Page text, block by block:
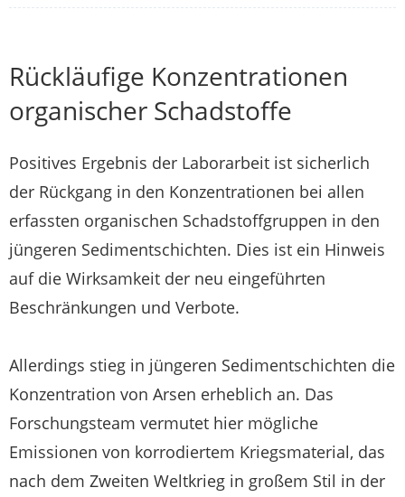
Rückläufige Konzentrationen
organischer Schadstoffe
Positives Ergebnis der Laborarbeit ist sicherlich
der Rückgang in den Konzentrationen bei allen
erfassten organischen Schadstoffgruppen in den
jüngeren Sedimentschichten. Dies ist ein Hinweis
auf die Wirksamkeit der neu eingeführten
Beschränkungen und Verbote.
Allerdings stieg in jüngeren Sedimentschichten die
Konzentration von Arsen erheblich an. Das
Forschungsteam vermutet hier mögliche
Emissionen von korrodiertem Kriegsmaterial, das
nach dem Zweiten Weltkrieg in großem Stil in der